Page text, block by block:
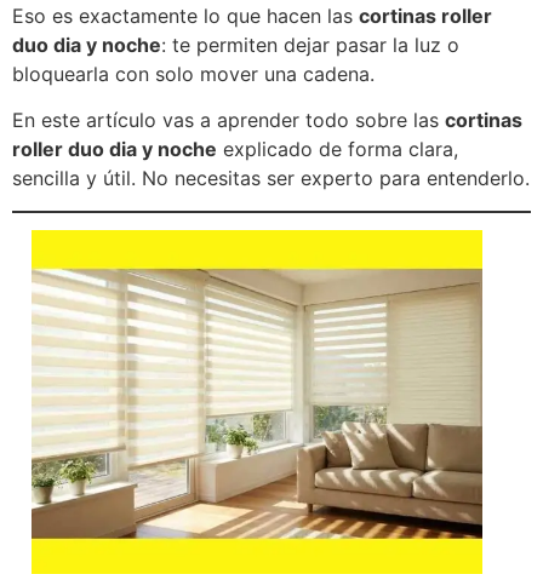
Eso es exactamente lo que hacen las cortinas roller
duo dia y noche: te permiten dejar pasar la luz o
bloquearla con solo mover una cadena.
En este artículo vas a aprender todo sobre las cortinas
roller duo dia y noche explicado de forma clara,
sencilla y útil. No necesitas ser experto para entenderlo.